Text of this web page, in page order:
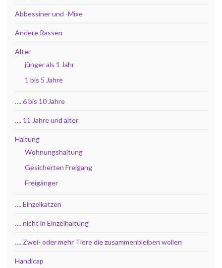
Abbessiner und -Mixe
Andere Rassen
Alter
jünger als 1 Jahr
1 bis 5 Jahre
…. 6 bis 10 Jahre
…. 11 Jahre und älter
Haltung
Wohnungshaltung
Gesicherten Freigang
Freigänger
…. Einzelkatzen
…. nicht in Einzelhaltung
…. Zwei- oder mehr Tiere die zusammenbleiben wollen
Handicap